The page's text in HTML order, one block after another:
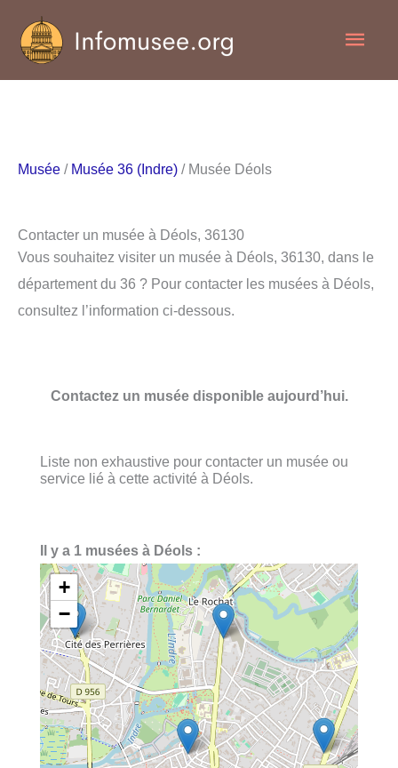
contenu
Musée / Musée 36 (Indre) / Musée Déols
Contacter un musée à Déols, 36130
Vous souhaitez visiter un musée à Déols, 36130, dans le
département du 36 ? Pour contacter les musées à Déols,
consultez l’information ci-dessous.
Contactez un musée disponible aujourd’hui.
Liste non exhaustive pour contacter un musée ou
service lié à cette activité à Déols.
Il y a 1 musées à Déols :
+
−